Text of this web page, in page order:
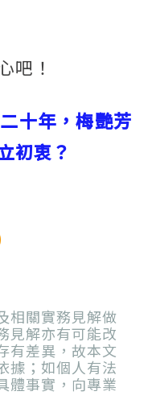
吧！
十年，梅艷芳
初衷？
相關實務見解做
見解亦有可能改
有差異，故本文
據；如個人有法
體事實，向專業